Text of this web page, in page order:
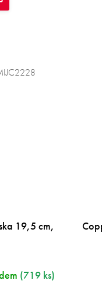
19,5 cm,
(719 ks)